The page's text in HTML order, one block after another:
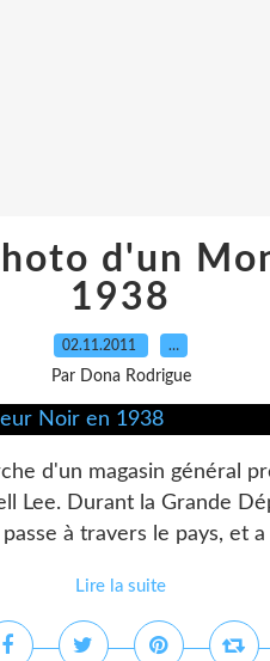
d'un
1938
02.11.2011 …
Par Dona Rodrigue
d'un magasin général
Lee. Durant la Grande
à travers le pays, et a
Lire la suite